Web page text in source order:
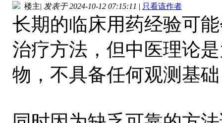
楼主| 发表于 2024-10-12 07:15:11 | 只看该作者
长期的临床用药经验可
治疗方法，但中医理论
物，不具备任何观测基础